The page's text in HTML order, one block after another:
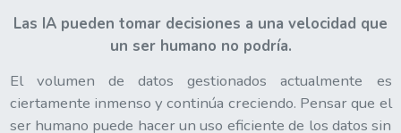
Las IA pueden tomar decisiones a una velocidad que
un ser humano no podría.
El volumen de datos gestionados actualmente es
ciertamente inmenso y continúa creciendo. Pensar que el
ser humano puede hacer un uso eficiente de los datos sin